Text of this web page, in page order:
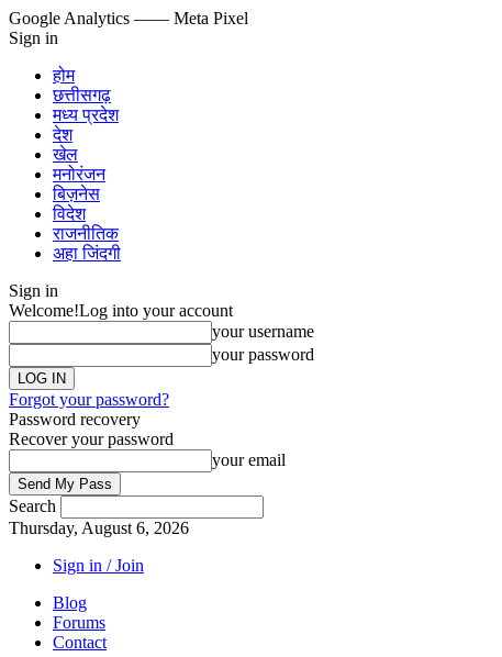
Google Analytics —— Meta Pixel
Sign in
होम
छत्तीसगढ़
मध्य प्रदेश
देश
खेल
मनोरंजन
बिज़नेस
विदेश
राजनीतिक
अहा जिंदगी
Sign in
Welcome!Log into your account
your username
your password
Forgot your password?
Password recovery
Recover your password
your email
Search
Thursday, August 6, 2026
Sign in / Join
Blog
Forums
Contact